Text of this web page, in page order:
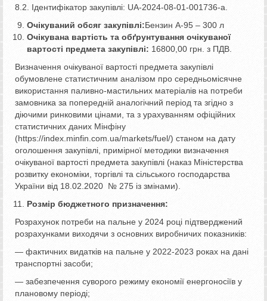
8.2. Ідентифікатор закупівлі: UA-2024-08-01-001736-a.
Очікуваний обсяг закупівлі:Бензин А-95 – 300 л
Очікувана вартість та обґрунтування очікуваної
вартості предмета закупівлі: 16800,00 грн. з ПДВ.
Визначення очікуваної вартості предмета закупівлі
обумовлене статистичним аналізом про середньомісячне
використання паливно-мастильних матеріалів на потреби
замовника за попередній аналогічний період та згідно з
діючими ринковими цінами, та з урахуванням офіційних
статистичних даних Мінфіну
(https://index.minfin.com.ua/markets/fuel/) станом на дату
оголошення закупівлі, примірної методики визначення
очікуваної вартості предмета закупівлі (наказ Міністерства
розвитку економіки, торгівлі та сільського господарства
України від 18.02.2020 № 275 із змінами).
Розмір бюджетного призначення:
Розрахунок потреби на пальне у 2024 році підтверджений
розрахунками виходячи з основних виробничих показників:
— фактичних видатків на пальне у 2022-2023 роках на дані
транспортні засоби;
— забезпечення суворого режиму економії енергоносіїв у
плановому періоді;